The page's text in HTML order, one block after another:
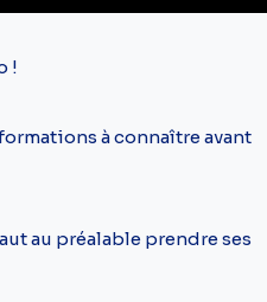
!
à connaître avant
au préalable prendre ses